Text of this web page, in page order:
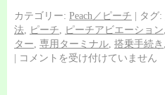
カテゴリー: Peach／ピーチ | タグ:
法
ピーチ ピーチアビエーション
ター 専用ターミナル 搭乗手続き
| コメントを受け付けていません